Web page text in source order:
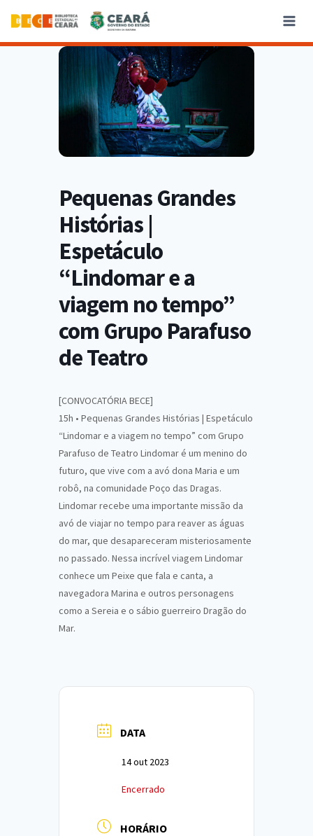
Pequenas Grandes
Histórias |
Espetáculo
“Lindomar e a
viagem no tempo”
com Grupo Parafuso
de Teatro
[CONVOCATÓRIA BECE]
15h • Pequenas Grandes Histórias | Espetáculo
“Lindomar e a viagem no tempo” com Grupo
Parafuso de Teatro Lindomar é um menino do
futuro, que vive com a avó dona Maria e um
robô, na comunidade Poço das Dragas.
Lindomar recebe uma importante missão da
avó de viajar no tempo para reaver as águas
do mar, que desapareceram misteriosamente
no passado. Nessa incrível viagem Lindomar
conhece um Peixe que fala e canta, a
navegadora Marina e outros personagens
como a Sereia e o sábio guerreiro Dragão do
Mar.
DATA
14 out 2023
Encerrado
HORÁRIO